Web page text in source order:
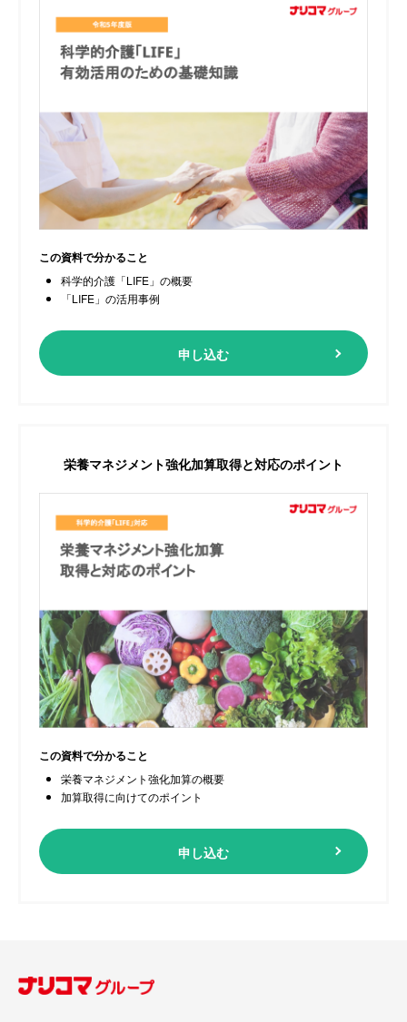
この資料で分かること
科学的介護「LIFE」の概要
「LIFE」の活用事例
申し込む
栄養マネジメント強化加算取得と対応のポイント
この資料で分かること
栄養マネジメント強化加算の概要
加算取得に向けてのポイント
申し込む